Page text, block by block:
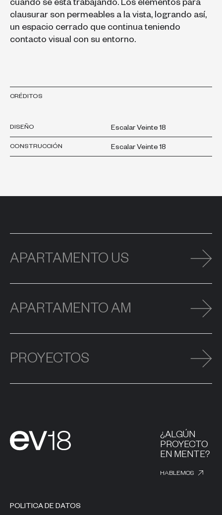
cuando se está trabajando. Los elementos para
clausurar son permeables a la vista, logrando así,
un espacio cerrado que continua teniendo
contacto visual con su entorno.
CRÉDITOS
DISEÑO Escalar Veinte 18
CONSTRUCCIÓN Escalar Veinte 18
APARTAMENTO US
APARTAMENTO AM
PROYECTOS
¿ALGÚN
PROYECTO
EN MENTE?
HABLEMOS
POLITICA DE DATOS